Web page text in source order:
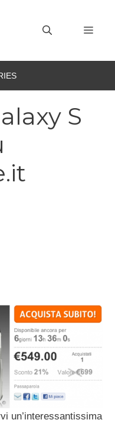
S
un’interessantissima